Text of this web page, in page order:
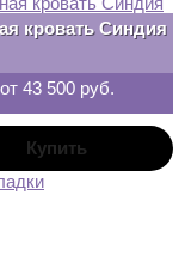
кровать Синдия
от 43 500 руб.